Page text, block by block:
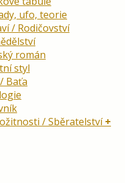
ufo, teorie
/ Rodičovství
román
styl
Baťa
/ Sběratelství